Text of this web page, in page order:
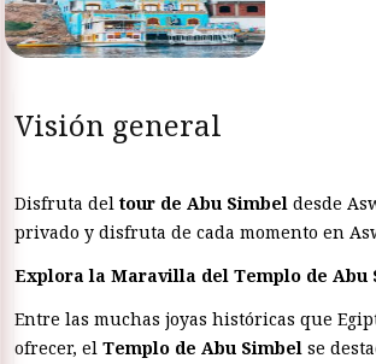
Visión general
Disfruta del tour de Abu Simbel desde
privado y disfruta de cada momento en
Explora la Maravilla del Templo de Abu
Entre las muchas joyas históricas que
ofrecer, el Templo de Abu Simbel se